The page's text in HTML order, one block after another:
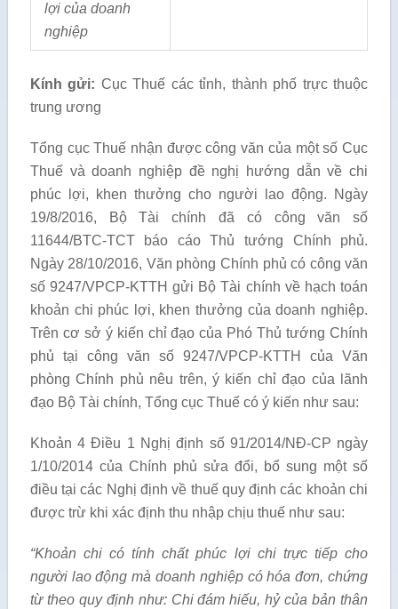
lợi của doanh
nghiệp
Kính gửi: Cục Thuế các tỉnh, thành phố trực thuộc
trung ương
Tổng cục Thuế nhận được công văn của một số Cục
Thuế và doanh nghiệp đề nghị hướng dẫn về chi
phúc lợi, khen thưởng cho người lao động. Ngày
19/8/2016, Bộ Tài chính đã có công văn số
11644/BTC-TCT báo cáo Thủ tướng Chính phủ.
Ngày 28/10/2016, Văn phòng Chính phủ có công văn
số 9247/VPCP-KTTH gửi Bộ Tài chính về hạch toán
khoản chi phúc lợi, khen thưởng của doanh nghiệp.
Trên cơ sở ý kiến chỉ đạo của Phó Thủ tướng Chính
phủ tại công văn số 9247/VPCP-KTTH của Văn
phòng Chính phủ nêu trên, ý kiến chỉ đạo của lãnh
đạo Bộ Tài chính, Tổng cục Thuế có ý kiến như sau:
Khoản 4 Điều 1 Nghị định số 91/2014/NĐ-CP ngày
1/10/2014 của Chính phủ sửa đổi, bổ sung một số
điều tại các Nghị định về thuế quy định các khoản chi
được trừ khi xác định thu nhập chịu thuế như sau:
“Khoản chi có tính chất phúc lợi chi trực tiếp cho
người lao động mà doanh nghiệp có hóa đơn, chứng
từ theo quy định như: Chi đám hiếu, hỷ của bản thân